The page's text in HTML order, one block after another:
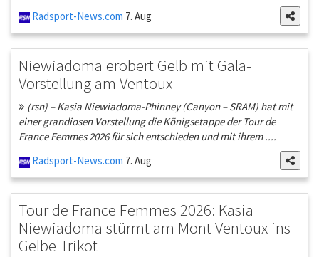
Radsport-News.com 7. Aug
Niewiadoma erobert Gelb mit Gala-
Vorstellung am Ventoux
(rsn) – Kasia Niewiadoma-Phinney (Canyon – SRAM) hat mit
einer grandiosen Vorstellung die Königsetappe der Tour de
France Femmes 2026 für sich entschieden und mit ihrem ....
Radsport-News.com 7. Aug
Tour de France Femmes 2026: Kasia
Niewiadoma stürmt am Mont Ventoux ins
Gelbe Trikot